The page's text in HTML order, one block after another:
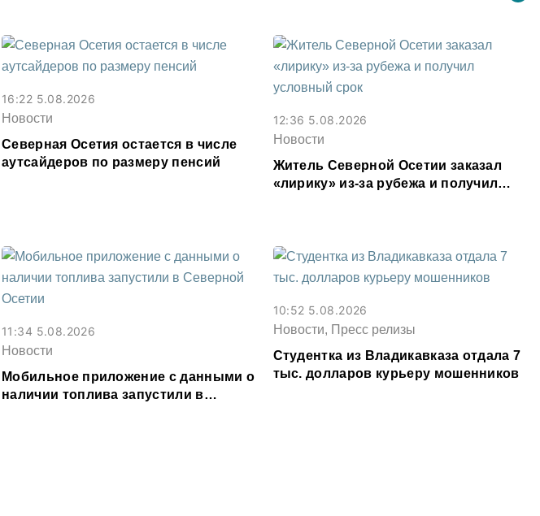
16:22 5.08.2026
Новости
Северная Осетия остается в числе
аутсайдеров по размеру пенсий
12:36 5.08.2026
Новости
Житель Северной Осетии заказал
«лирику» из-за рубежа и получил
11:34 5.08.2026
Новости
Мобильное приложение с данными о
наличии топлива запустили в
10:52 5.08.2026
Новости, Пресс релизы
Студентка из Владикавказа отдала 7
тыс. долларов курьеру мошенников